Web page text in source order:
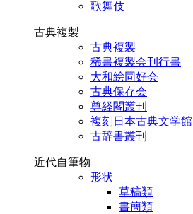
歌舞伎
古典複製
古典複製
稀書複製会刊行書
大和絵同好会
古典保存会
尊経閣叢刊
複刻日本古典文学館
古辞書叢刊
近代自筆物
形状
草稿類
書簡類